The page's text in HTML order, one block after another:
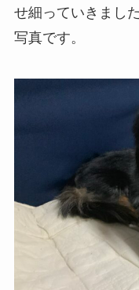
せ細っていきまし
写真です。